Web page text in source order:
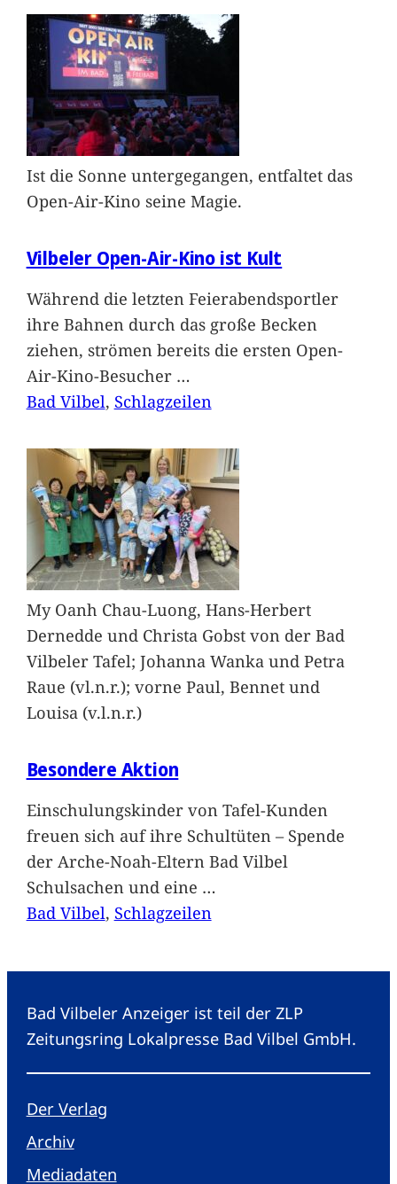
Ist die Sonne untergegangen, entfaltet das
Open-Air-Kino seine Magie.
Vilbeler Open-Air-Kino ist Kult
Während die letzten Feierabendsportler
ihre Bahnen durch das große Becken
ziehen, strömen bereits die ersten Open-
Air-Kino-Besucher …
Bad Vilbel, Schlagzeilen
My Oanh Chau-Luong, Hans-Herbert
Dernedde und Christa Gobst von der Bad
Vilbeler Tafel; Johanna Wanka und Petra
Raue (vl.n.r.); vorne Paul, Bennet und
Louisa (v.l.n.r.)
Besondere Aktion
Einschulungskinder von Tafel-Kunden
freuen sich auf ihre Schultüten – Spende
der Arche-Noah-Eltern Bad Vilbel
Schulsachen und eine …
Bad Vilbel, Schlagzeilen
Bad Vilbeler Anzeiger ist teil der ZLP
Zeitungsring Lokalpresse Bad Vilbel GmbH.
Der Verlag
Archiv
Mediadaten